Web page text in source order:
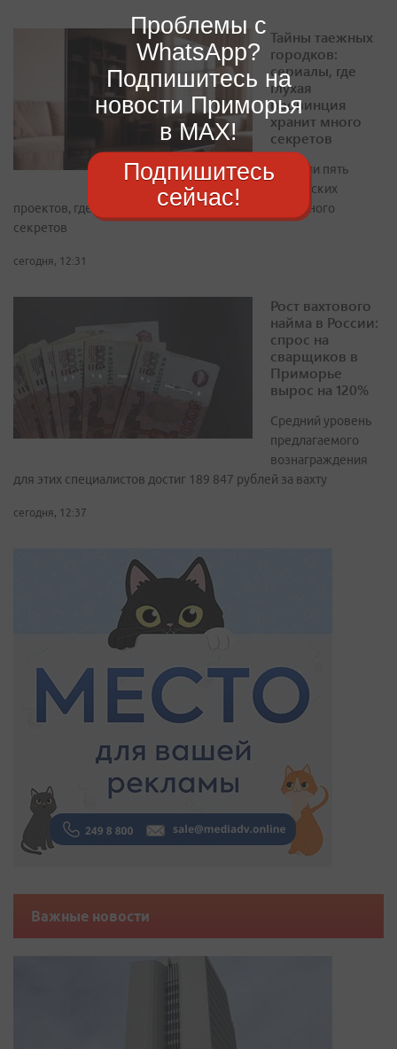
Тайны таежных
городков:
сериалы, где
глухая
провинция
хранит много
секретов
Собрали пять
российских
проектов, где глухая провинция хранит слишком много
секретов
сегодня, 12:31
Рост вахтового
найма в России:
спрос на
сварщиков в
Приморье
вырос на 120%
Средний уровень
предлагаемого
вознаграждения
для этих специалистов достиг 189 847 рублей за вахту
сегодня, 12:37
Важные новости
Проблемы с
WhatsApp?
Подпишитесь на
новости Приморья
в MAX!
Подпишитесь
сейчас!